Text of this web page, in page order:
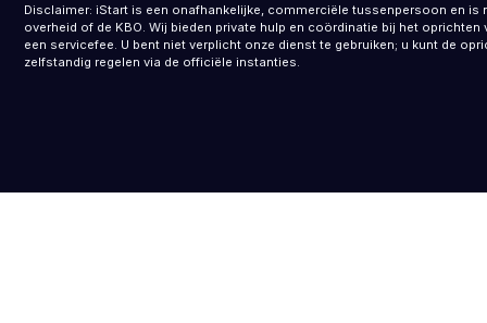
Disclaimer: iStart is een onafhankelijke, commerciële tussenpersoon en is
overheid of de KBO. Wij bieden private hulp en coördinatie bij het
een servicefee. U bent niet verplicht onze dienst te gebruiken; u kunt de
zelfstandig regelen via de officiële instanties.